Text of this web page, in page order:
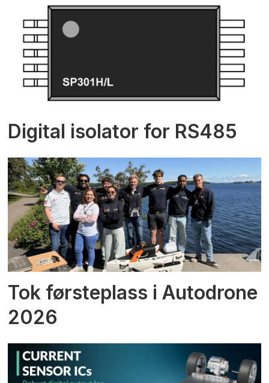
Digital isolator for RS485
Tok førsteplass i Autodrone
2026